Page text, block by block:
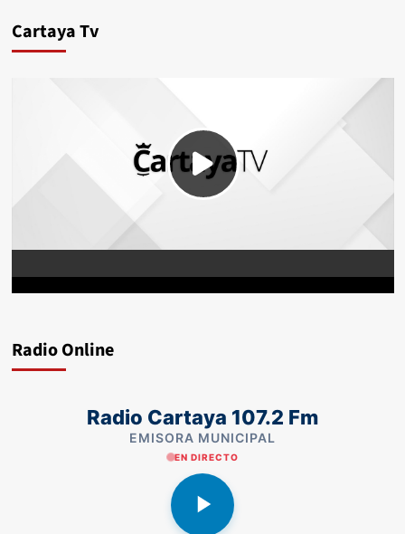
Cartaya Tv
Radio Online
Radio Cartaya 107.2 Fm
EMISORA MUNICIPAL
EN DIRECTO